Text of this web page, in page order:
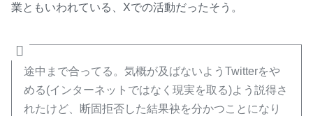
業ともいわれている、Xでの活動だったそう。
途中まで合ってる。気概が及ばないようTwitterをや
める(インターネットではなく現実を取る)よう説得さ
れたけど、断固拒否した結果袂を分かつことになり